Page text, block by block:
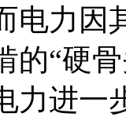
电力因
的“硬
力进一